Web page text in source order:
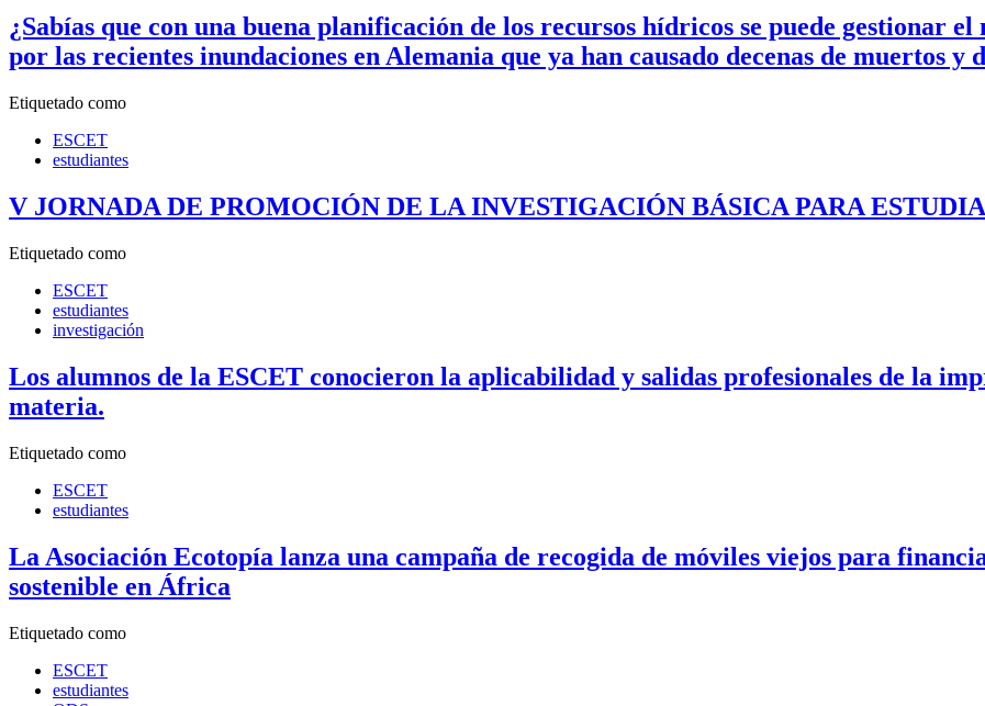
¿Sabías que con una buena planificación de los recursos hídricos se puede gestionar
por las recientes inundaciones en Alemania que ya han causado decenas de muertos y
Etiquetado como
ESCET
estudiantes
V JORNADA DE PROMOCIÓN DE LA INVESTIGACIÓN BÁSICA PARA
Etiquetado como
ESCET
estudiantes
investigación
Los alumnos de la ESCET conocieron la aplicabilidad y salidas profesionales de la
materia.
Etiquetado como
ESCET
estudiantes
La Asociación Ecotopía lanza una campaña de recogida de móviles viejos para
sostenible en África
Etiquetado como
ESCET
estudiantes